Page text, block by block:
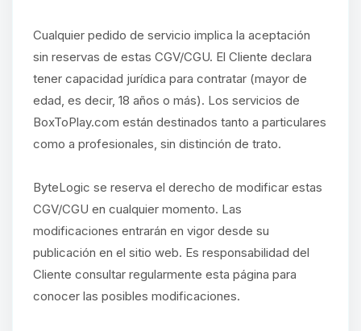
Cualquier pedido de servicio implica la aceptación
sin reservas de estas CGV/CGU. El Cliente declara
tener capacidad jurídica para contratar (mayor de
edad, es decir, 18 años o más). Los servicios de
BoxToPlay.com están destinados tanto a particulares
como a profesionales, sin distinción de trato.
ByteLogic se reserva el derecho de modificar estas
CGV/CGU en cualquier momento. Las
modificaciones entrarán en vigor desde su
publicación en el sitio web. Es responsabilidad del
Cliente consultar regularmente esta página para
conocer las posibles modificaciones.